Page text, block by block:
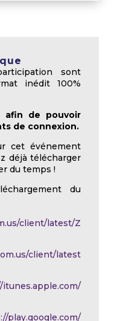
sont
inédit 100%
afin de pouvoir
de connexion.
cet événement
déjà télécharger
du temps !
du
client/latest/Z
client/latest
itunes.apple.com/
play.google.com/